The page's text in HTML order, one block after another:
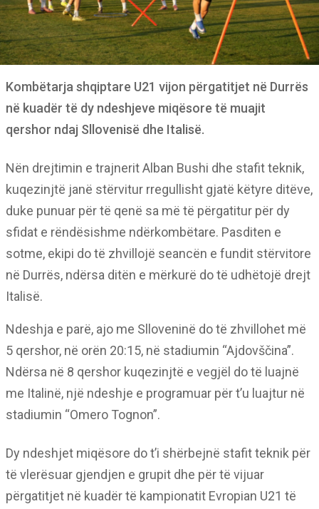
Kombëtarja shqiptare U21 vijon përgatitjet në Durrës
në kuadër të dy ndeshjeve miqësore të muajit
qershor ndaj Sllovenisë dhe Italisë.
Nën drejtimin e trajnerit Alban Bushi dhe stafit teknik,
kuqezinjtë janë stërvitur rregullisht gjatë këtyre ditëve,
duke punuar për të qenë sa më të përgatitur për dy
sfidat e rëndësishme ndërkombëtare. Pasditen e
sotme, ekipi do të zhvillojë seancën e fundit stërvitore
në Durrës, ndërsa ditën e mërkurë do të udhëtojë drejt
Italisë.
Ndeshja e parë, ajo me Slloveninë do të zhvillohet më
5 qershor, në orën 20:15, në stadiumin “Ajdovščina”.
Ndërsa në 8 qershor kuqezinjtë e vegjël do të luajnë
me Italinë, një ndeshje e programuar për t’u luajtur në
stadiumin “Omero Tognon”.
Dy ndeshjet miqësore do t’i shërbejnë stafit teknik për
të vlerësuar gjendjen e grupit dhe për të vijuar
përgatitjet në kuadër të kampionatit Evropian U21 të